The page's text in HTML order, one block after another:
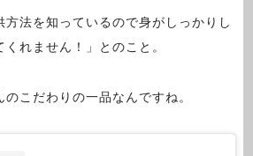
方法を知っているので身がしっかりし
れません！」とのこと。
こだわりの一品なんですね。